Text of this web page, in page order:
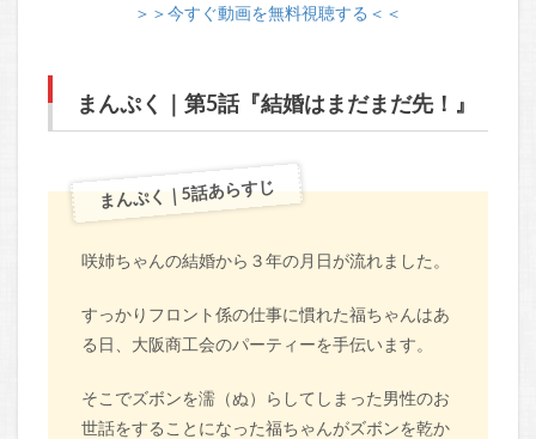
＞＞今すぐ動画を無料視聴する＜＜
まんぷく｜第5話『結婚はまだまだ先！』
まんぷく｜5話あらすじ
咲姉ちゃんの結婚から３年の月日が流れました。
すっかりフロント係の仕事に慣れた福ちゃんはあ
る日、大阪商工会のパーティーを手伝います。
そこでズボンを濡（ぬ）らしてしまった男性のお
世話をすることになった福ちゃんがズボンを乾か